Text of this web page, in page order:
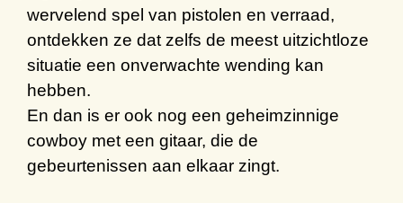
wervelend spel van pistolen en verraad,
ontdekken ze dat zelfs de meest uitzichtloze
situatie een onverwachte wending kan
hebben.
En dan is er ook nog een geheimzinnige
cowboy met een gitaar, die de
gebeurtenissen aan elkaar zingt.